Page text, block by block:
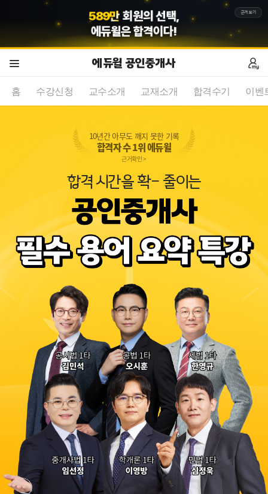
587만 회원의 선택,
에듀윌은 합격이다!
근거보기
에듀윌 공인중개사
홈 수강신청 교수소개 교재소개 합격수기 이벤
10년간 아무도 깨지 못한 기록
합격자 수 1위 에듀윌
합격 시간을 확- 줄이는
공인중개사
근거확인 >